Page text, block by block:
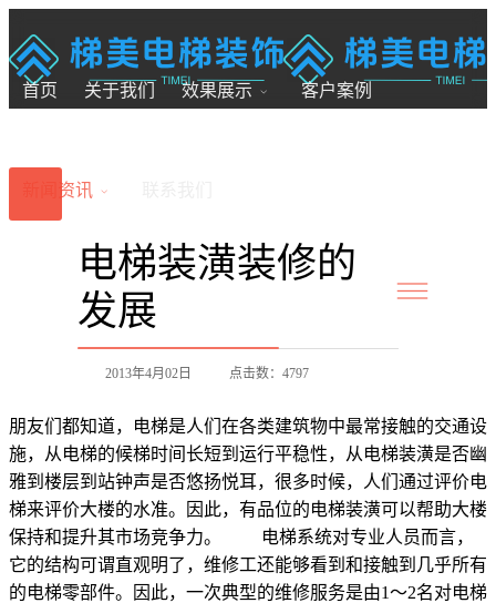
首页 关于我们 效果展示 客户案例
新闻资讯
电梯装潢装修的
发展
2013年4月02日 点击数：4797
朋友们都知道，电梯是人们在各类建筑物中最常接触的交通设
施，从电梯的候梯时间长短到运行平稳性，从电梯装潢是否幽
雅到楼层到站钟声是否悠扬悦耳，很多时候，人们通过评价电
梯来评价大楼的水准。因此，有品位的电梯装潢可以帮助大楼
保持和提升其市场竞争力。 电梯系统对专业人员而言，
它的结构可谓直观明了，维修工还能够看到和接触到几乎所有
的电梯零部件。因此，一次典型的维修服务是由1～2名对电梯